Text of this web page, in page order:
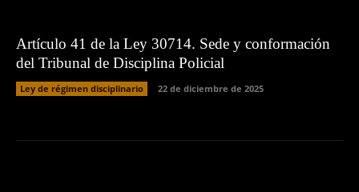
Artículo 41 de la Ley 30714. Sede y conformación
del Tribunal de Disciplina Policial
Ley de régimen disciplinario 22 de diciembre de 2025